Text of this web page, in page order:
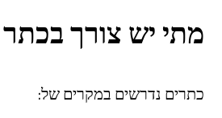
מתי יש צורך בכתר
כתרים נדרשים במקרים של: